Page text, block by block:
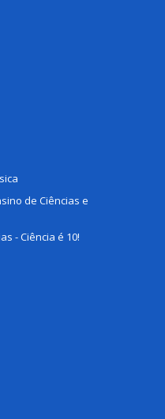
de Ciências e
- Ciência é 10!